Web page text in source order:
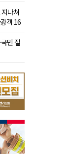
나쳐
객 16
민 절